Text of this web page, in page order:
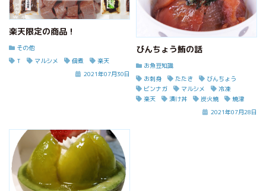
お問合わせ
楽天限定の商品！
その他
T
マルシメ 佃煮
楽天
2021年07月30日
びんちょう鮪の話
お魚豆知識
お刺身
たたき
びんちょう
ビンナガ
マルシメ
冷凍
楽天
漬け丼 炭火焼
焼津
2021年07月28日